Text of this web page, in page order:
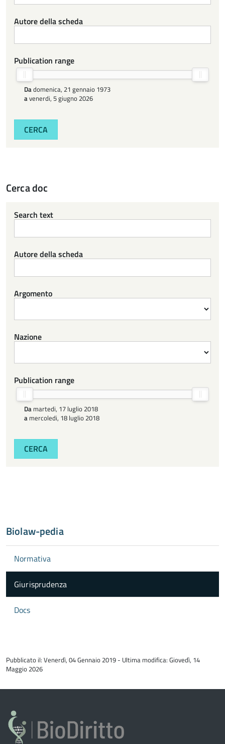
Autore della scheda
Publication range
Dadomenica, 21 gennaio 1973
avenerdi, 5 giugno 2026
CERCA
Cerca doc
Search text
Autore della scheda
Argomento
Nazione
Publication range
Da martedi, 17 luglio 2018
a mercoledi, 18 luglio 2018
CERCA
Biolaw-pedia
Normativa
Giurisprudenza
Docs
del
contenuto
Pubblicato il: Venerdì, 04 Gennaio 2019 - Ultima modifica: Giovedì, 14
Maggio 2026